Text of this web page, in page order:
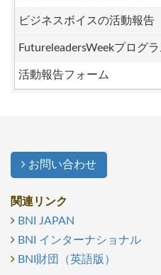
ビジネスボイスの活動報告
FutureleadersWeekプログ
活動報告フォーム
お問い合わせ
関連リンク
BNI JAPAN
BNI インターナショナル
BNI財団（英語版）